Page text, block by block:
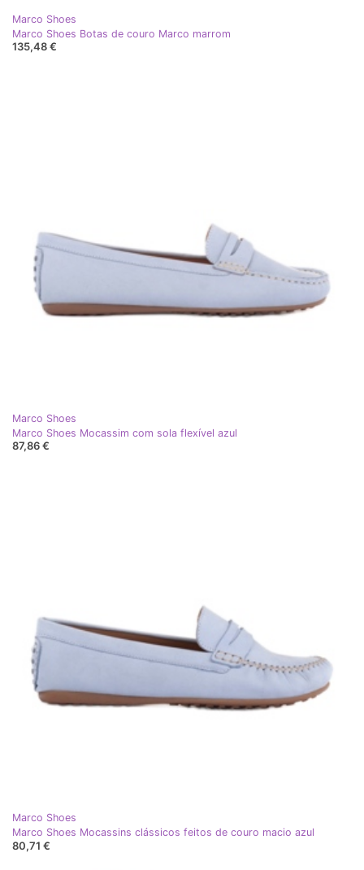
Marco Shoes
Marco Shoes Botas de couro Marco marrom
135,48 €
Marco Shoes
Marco Shoes Mocassim com sola flexível azul
87,86 €
Marco Shoes
Marco Shoes Mocassins clássicos feitos de couro macio azul
80,71 €